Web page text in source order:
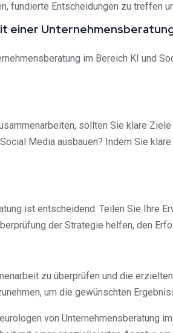
fundierte Entscheidungen zu treffen
im Bereich KI und
sollten Sie klare
Media ausbauen? Indem Sie
ist entscheidend. Teilen Sie Ihre
der Strategie helfen, den
zu überprüfen und die
um die gewünschten
von Unternehmensberatung